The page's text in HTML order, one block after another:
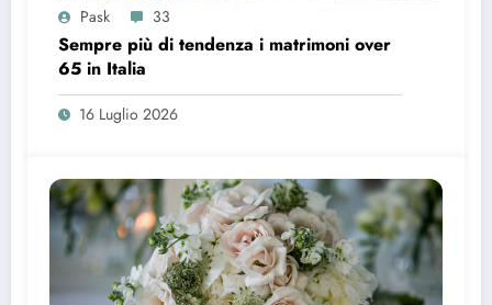
Pask 33
Sempre più di tendenza i matrimoni over
65 in Italia
16 Luglio 2026